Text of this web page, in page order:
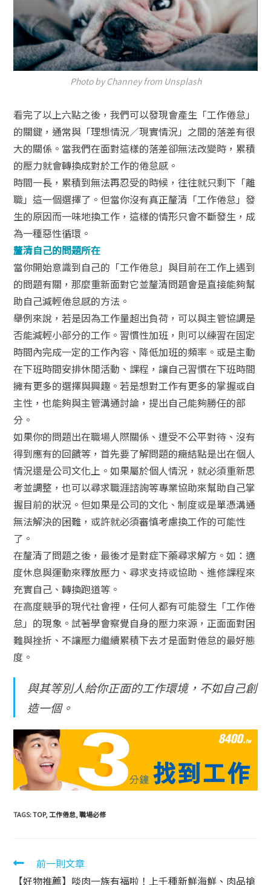
Photo by Channey from Unsplash
看完了以上六點之後，我們可以發現會產生「工作倦怠」
的關鍵，通常與「理想情況／現實情況」之間的落差有很
大的關係。當我們在面對這樣的落差卻無法改變時，累積
的壓力就會轉換成對於工作的倦怠感。
時間一長，累積到無法再忍受的時候，往往就只剩下「離
職」這一個選擇了。但當你沒有真正釐清「工作倦怠」發
生的原因而一味地換工作，這樣的情形只會不斷發生，成
為一種惡性循環。
釐清自己的問題所在
當你開始意識到自己的「工作倦怠」與目前在工作上遇到
的問題有關，那麼重新面對它並釐清問題會是直接能夠幫
助自己減輕倦怠感的方法。
舉例來說，若是因為工作量超出負荷，可以與主管協調是
否能減輕小部分的工作。習慣性加班，則可以練習在固定
時間內完成一定的工作內容、降低加班的頻率。或是主動
在下班時間安排休閒活動、課程，讓自己習慣在下班時間
擁有更多的選擇與興趣。若是想對工作有更多的掌握或自
主性，也能夠與主管溝通討論，提出自己能夠勝任的部
分。
如果你的問題出在職場人際關係、遭受不公平對待、沒有
得到應有的回饋等，首先要了解問題的癥結點是出在個人
情況還是公司文化上。如果屬於個人情況，就必須重新思
考並調整，也可以尋求職涯諮詢等專業協助來幫助自己掌
握目前的狀況。但如果是公司的文化、制度或是單憑溝通
無法解決的困難，或許就必須審慎考慮換工作的可能性
了。
在釐清了問題之後，最後才是對症下藥尋求解方。如：適
度休息與運動來釋放壓力、尋求支持或協助、進修課程來
充實自己、轉換跑道等。
在高度競爭的現代社會裡，任何人都有可能發生「工作倦
怠」的現象。試著學會察覺自身的壓力來源，正面面對困
難與挫折、不讓壓力繼續累積下去才是面對倦怠的最好態
度。
與其等別人給你正面的工作環境，不如自己創
造一個。
TAGS:TOP, 工作倦怠, 職場必修
前一則文章
【好物推薦】啖肉一族有福啦！上千種新鮮海鮮、肉品搶